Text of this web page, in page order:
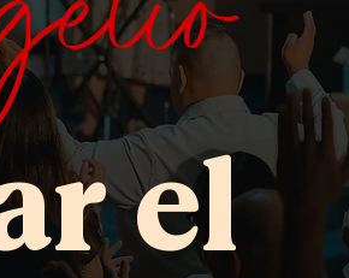
el